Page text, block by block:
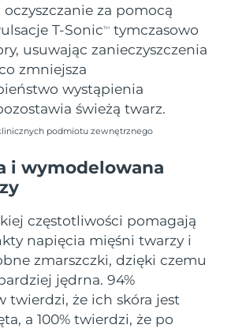
za pomocą
T-SonicTM
tymczasowo
usuwając zanieczyszczenia
zmniejsza
wystąpienia
świeżą twarz.
podmiotu zewnętrznego
i wymodelowana
częstotliwości pomagają
napięcia mięśni twarzy i
zmarszczki, dzięki czemu
jędrna. 94%
twierdzi, że ich skóra jest
a 100% twierdzi, że po
Oczekiwany czas dostawy
11/8/26
Oczekiwany czas dostawy
Oczekiwany czas dostawy
Oczekiwany czas dostawy
11/8/26
Oczekiwany czas dostawy
Oczekiwany czas dostawy